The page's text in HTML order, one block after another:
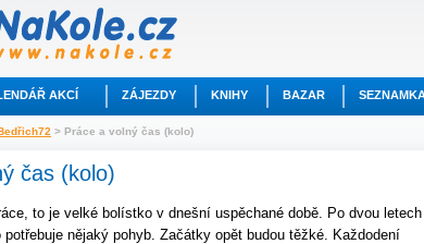
AKCÍ ZÁJEZDY KNIHY BAZAR
> Práce a volný čas (kolo)
čas (kolo)
to je velké bolístko v dnešní uspěchané době. Po dvou letech
nějaký pohyb. Začátky opět budou těžké. Každodení